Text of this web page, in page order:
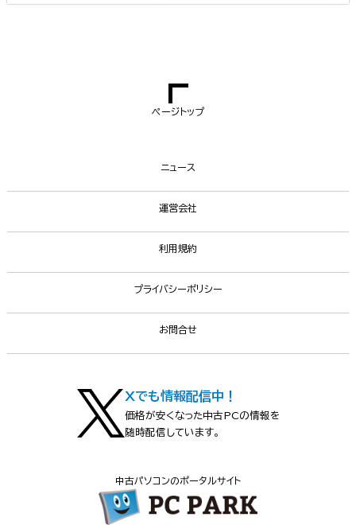
ページトップ
ニュース
運営会社
利用規約
プライバシーポリシー
お問合せ
Xでも情報配信中！
価格が安くなった中古PCの情報を
随時配信しています。
中古パソコンのポータルサイト